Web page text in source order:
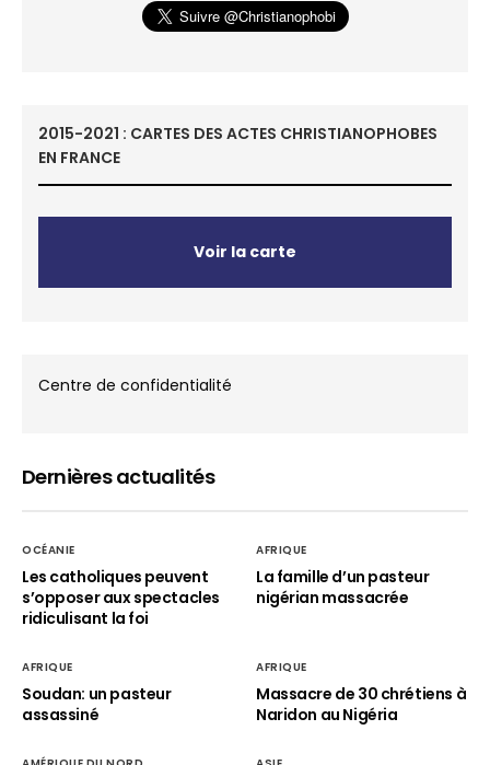
2015-2021 : CARTES DES ACTES CHRISTIANOPHOBES
EN FRANCE
Voir la carte
Centre de confidentialité
Dernières actualités
OCÉANIE
Les catholiques peuvent
s’opposer aux spectacles
ridiculisant la foi
AFRIQUE
La famille d’un pasteur
nigérian massacrée
AFRIQUE
Soudan: un pasteur
assassiné
AFRIQUE
Massacre de 30 chrétiens à
Naridon au Nigéria